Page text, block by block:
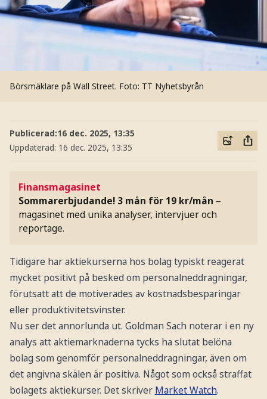
Börsmäklare på Wall Street. Foto: TT Nyhetsbyrån
Publicerad:16 dec. 2025, 13:35
Uppdaterad: 16 dec. 2025, 13:35
Finansmagasinet
Sommarerbjudande! 3 mån för 19 kr/mån –
magasinet med unika analyser, intervjuer och
reportage.
Tidigare har aktiekurserna hos bolag typiskt reagerat
mycket positivt på besked om personalneddragningar,
förutsatt att de motiverades av kostnadsbesparingar
eller produktivitetsvinster.
Nu ser det annorlunda ut. Goldman Sach noterar i en ny
analys att aktiemarknaderna tycks ha slutat belöna
bolag som genomför personalneddragningar, även om
det angivna skälen är positiva. Något som också straffat
bolagets aktiekurser. Det skriver Market Watch.